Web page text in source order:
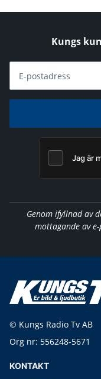
Kungs
E-postadress
Genom ifyllnad av
mottagande av
© Kungs Radio Tv AB
Org nr: 556248-5671
KONTAKT